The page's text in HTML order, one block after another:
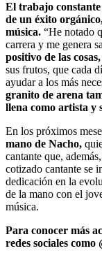
El trabajo
de un éxito
música. “He notado
carrera y me genera
positivo de las cosas,
sus frutos, que cada
ayudar a los más
granito de arena
llena como artista y
En los próximos
mano de Nacho,
cantante que,
cotizado cantante se
dedicación en la
de la mano con el
música.
Para conocer más
redes sociales como